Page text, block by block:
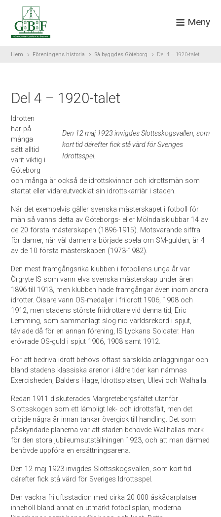
Meny
Hem Föreningens historia Så byggdes Göteborg Del 4 – 1920-talet
Del 4 – 1920-talet
Den 12 maj 1923 invigdes Slottsskogsvallen, som
kort tid därefter fick stå värd för Sveriges
Idrottsspel.
Idrotten
har på
många
sätt alltid
varit viktig i
Göteborg
och många är också de idrottskvinnor och idrottsmän som
startat eller vidareutvecklat sin idrottskarriär i staden.
När det exempelvis gäller svenska mästerskapet i fotboll för
män så vanns detta av Göteborgs- eller Mölndalsklubbar 14 av
de 20 första mästerskapen (1896-1915). Motsvarande siffra
för damer, när väl damerna började spela om SM-gulden, är 4
av de 10 första mästerskapen (1973-1982).
Den mest framgångsrika klubben i fotbollens unga år var
Örgryte IS som vann elva svenska mästerskap under åren
1896 till 1913, men klubben hade framgångar även inom andra
idrotter. Öisare vann OS-medaljer i friidrott 1906, 1908 och
1912, men stadens störste friidrottare vid denna tid, Eric
Lemming, som sammanlagt slog nio världsrekord i spjut,
tävlade då för en annan förening, IS Lyckans Soldater. Han
erövrade OS-guld i spjut 1906, 1908 samt 1912.
För att bedriva idrott behövs oftast särskilda anläggningar och
bland stadens klassiska arenor i äldre tider kan nämnas
Exercisheden, Balders Hage, Idrottsplatsen, Ullevi och Walhalla.
Redan 1911 diskuterades Margretebergsfältet utanför
Slottsskogen som ett lämpligt lek- och idrottsfält, men det
dröjde några år innan tankar övergick till handling. Det som
påskyndade planerna var att staden behövde Wallhallas mark
för den stora jubileumsutställningen 1923, och att man därmed
behövde uppföra en ersättningsarena.
Den 12 maj 1923 invigdes Slottsskogsvallen, som kort tid
därefter fick stå värd för Sveriges Idrottsspel.
Den vackra friluftsstadion med cirka 20 000 åskådarplatser
innehöll bland annat en utmärkt fotbollsplan, moderna